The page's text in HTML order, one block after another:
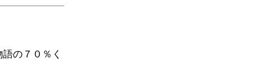
の７０％く